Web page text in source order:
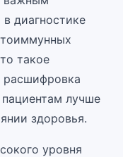
диагностике
такое
пациентам лучше
здоровья.
уровня